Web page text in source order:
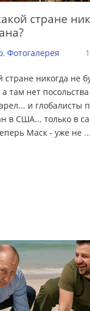
стране
, Фотогалерея
стране никогда не
там нет
и глобалисты
в США... только в
Маск - уже не ...